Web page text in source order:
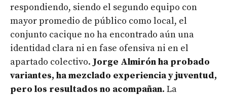
respondiendo, siendo el segundo equipo con
mayor promedio de público como local, el
conjunto cacique no ha encontrado aún una
identidad clara ni en fase ofensiva ni en el
apartado colectivo. Jorge Almirón ha probado
variantes, ha mezclado experiencia y juventud,
pero los resultados no acompañan. La